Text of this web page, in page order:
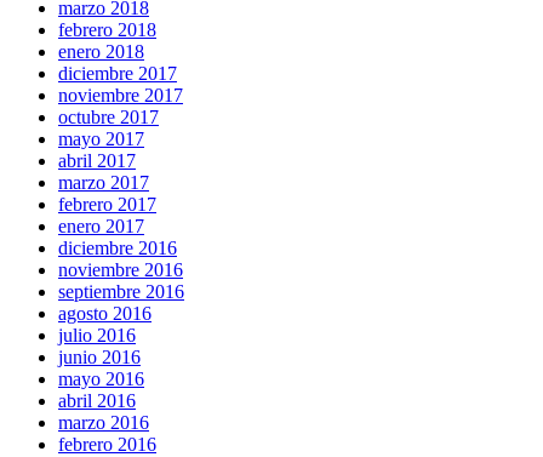
marzo 2018
febrero 2018
enero 2018
diciembre 2017
noviembre 2017
octubre 2017
mayo 2017
abril 2017
marzo 2017
febrero 2017
enero 2017
diciembre 2016
noviembre 2016
septiembre 2016
agosto 2016
julio 2016
junio 2016
mayo 2016
abril 2016
marzo 2016
febrero 2016